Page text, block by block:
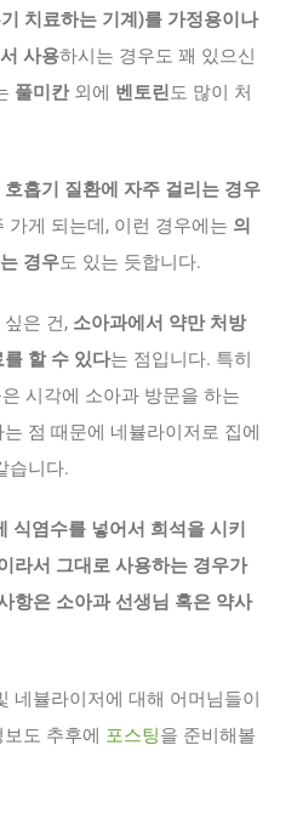
치료하는 기계)를 가정용이나
사용하시는 경우도 꽤 있으신
풀미칸외에 벤토린도 많이 처
흡기 질환에 자주 걸리는 경우
가게 되는데, 이런 경우에는 의
경우도 있는 듯합니다.
은 건, 소아과에서 약만 처방
할 수 있다는 점입니다. 특히
시각에 소아과 방문을 하는
점 때문에 네뷸라이저로 집에
습니다.
식염수를 넣어서 희석을 시키
라서 그대로 사용하는 경우가
항은 소아과 선생님 혹은 약사
네뷸라이저에 대해 어머님들이
도 추후에 포스팅을 준비해볼